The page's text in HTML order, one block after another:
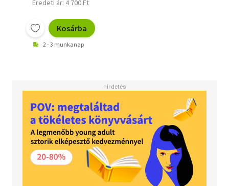
Eredeti ár: 4 700 Ft
Kosárba
2 - 3 munkanap